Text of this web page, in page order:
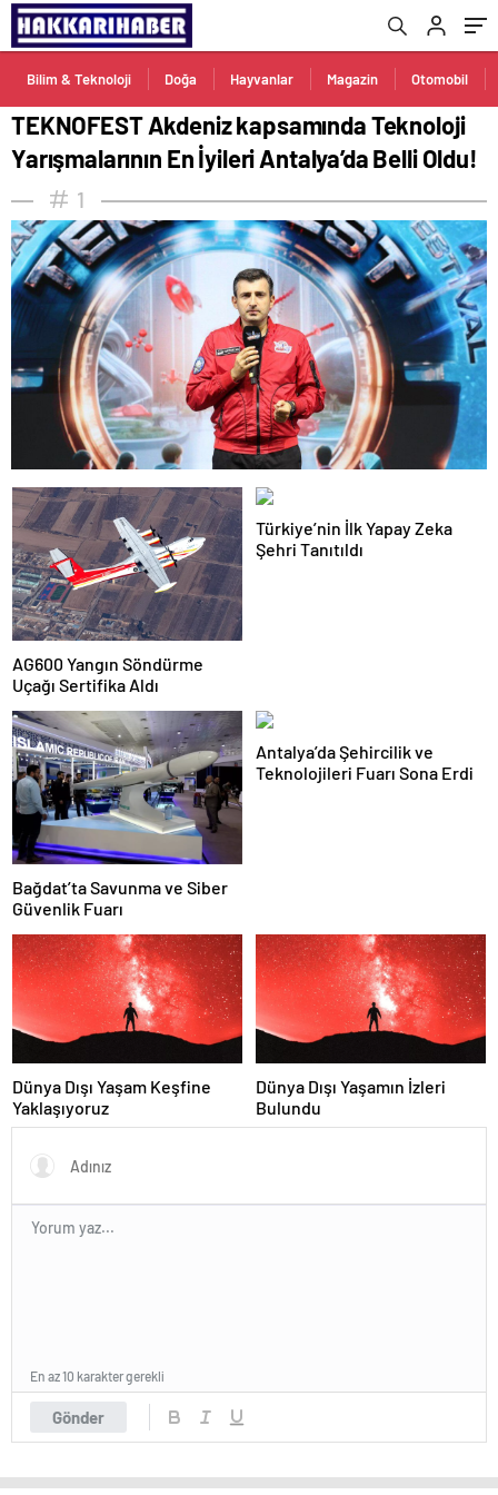
Bilim & Teknoloji Doğa Hayvanlar Magazin Otomobil
Oldu!
TEKNOFEST Akdeniz kapsamında Teknoloji
Yarışmalarının En İyileri Antalya’da Belli Oldu!
1
AG600 Yangın Söndürme
Uçağı Sertifika Aldı
Türkiye’nin İlk Yapay Zeka
Şehri Tanıtıldı
Bağdat’ta Savunma ve Siber
Güvenlik Fuarı
Antalya’da Şehircilik ve
Teknolojileri Fuarı Sona Erdi
Dünya Dışı Yaşam Keşfine
Yaklaşıyoruz
Dünya Dışı Yaşamın İzleri
Bulundu
Gönder
En az 10 karakter gerekli